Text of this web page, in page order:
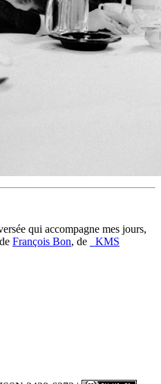
qui accompagne mes jours,
François Bon, de _KMS